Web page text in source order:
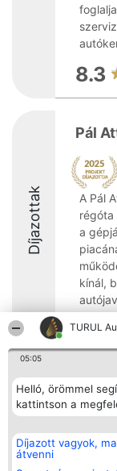
TURUL
05:05
Helló, örömmel
kattintson a
Díjazott vagyok,
átvenni
8.3
Díjazottak
Pál
A Pál
régóta
a
kínál,
Rangsorszervező
SC Beautiful Company S.R.L.
Bulevardul Aleea Timișul De
4, Ap. 13
Bukarest 53-238
Adószám 36737675